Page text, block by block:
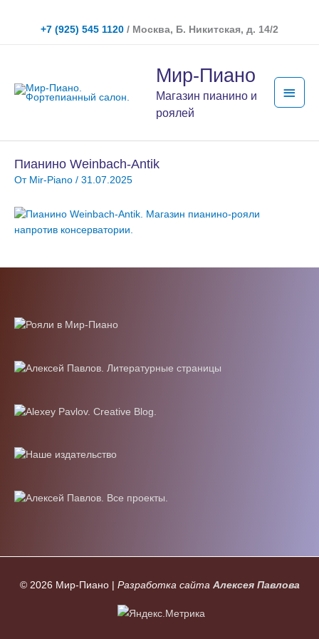
содержимому
+7 (925) 545 1120 / Москва, Б. Никитская, д. 14/2
Мир-Пиано
Магазин пианино и
роялей
меню
Пианино Weinbach-Antik
От Mir-Piano / 31.07.2025
© 2026 Мир-Пиано| Разработка сайта Алексея Павлова